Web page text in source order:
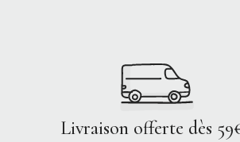
Livraison offerte dès